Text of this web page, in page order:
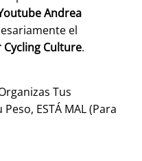
Andrea
el
Cycling Culture.
Tus
ESTÁ MAL (Para